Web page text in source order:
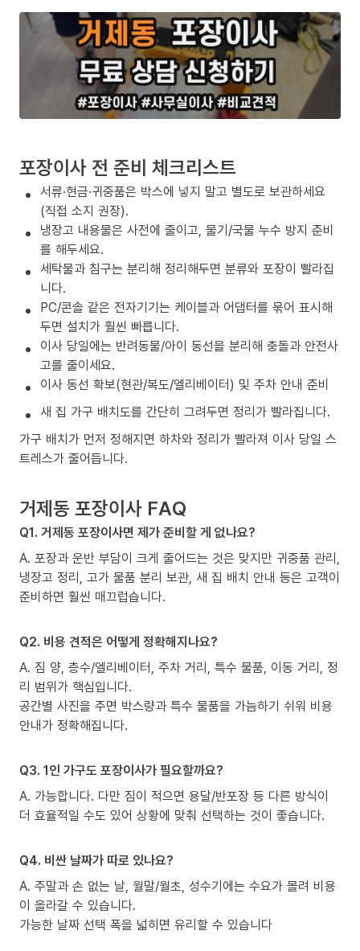
포장이사 전 준비 체크리스트
서류·현금·귀중품은 박스에 넣지 말고 별도로 보관하세요
(직접 소지 권장).
냉장고 내용물은 사전에 줄이고, 물기/국물 누수 방지 준비
를 해두세요.
세탁물과 침구는 분리해 정리해두면 분류와 포장이 빨라집
니다.
PC/콘솔 같은 전자기기는 케이블과 어댑터를 묶어 표시해
두면 설치가 훨씬 빠릅니다.
이사 당일에는 반려동물/아이 동선을 분리해 충돌과 안전사
고를 줄이세요.
이사 동선 확보(현관/복도/엘리베이터) 및 주차 안내 준비
새 집 가구 배치도를 간단히 그려두면 정리가 빨라집니다.
가구 배치가 먼저 정해지면 하차와 정리가 빨라져 이사 당일 스
트레스가 줄어듭니다.
거제동 포장이사 FAQ
Q1. 거제동 포장이사면 제가 준비할 게 없나요?
A. 포장과 운반 부담이 크게 줄어드는 것은 맞지만 귀중품 관리,
냉장고 정리, 고가 물품 분리 보관, 새 집 배치 안내 등은 고객이
준비하면 훨씬 매끄럽습니다.
Q2. 비용 견적은 어떻게 정확해지나요?
A. 짐 양, 층수/엘리베이터, 주차 거리, 특수 물품, 이동 거리, 정
리 범위가 핵심입니다.
공간별 사진을 주면 박스량과 특수 물품을 가늠하기 쉬워 비용
안내가 정확해집니다.
Q3. 1인 가구도 포장이사가 필요할까요?
A. 가능합니다. 다만 짐이 적으면 용달/반포장 등 다른 방식이
더 효율적일 수도 있어 상황에 맞춰 선택하는 것이 좋습니다.
Q4. 비싼 날짜가 따로 있나요?
A. 주말과 손 없는 날, 월말/월초, 성수기에는 수요가 몰려 비용
이 올라갈 수 있습니다.
가능한 날짜 선택 폭을 넓히면 유리할 수 있습니다